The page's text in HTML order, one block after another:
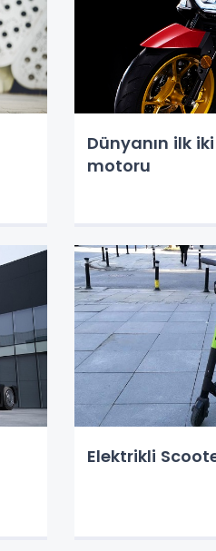
Dünyanın ilk
motoru
Elektrikli